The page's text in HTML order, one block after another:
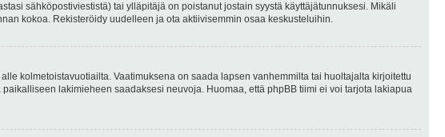
sähköpostiviestistä) tai ylläpitäjä on poistanut jostain syystä käyttäjätunnuksesi. Mikäli
kokoa. Rekisteröidy uudelleen ja ota aktiivisemmin osaa keskusteluihin.
kolmetoistavuotiailta. Vaatimuksena on saada lapsen vanhemmilta tai huoltajalta kirjoitettu
lakimieheen saadaksesi neuvoja. Huomaa, että phpBB tiimi ei voi tarjota lakiapua